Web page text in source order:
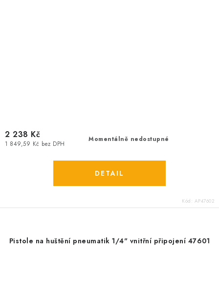
Momentálně nedostupné
1 849,59 Kč bez DPH
2 238 Kč
Kód: AP47602
Pistole na huštění pneumatik 1/4" vnitřní připojení 47601